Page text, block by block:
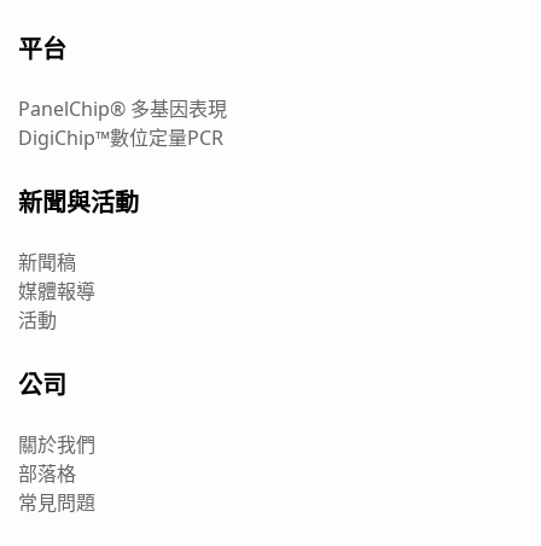
平台
PanelChip® 多基因表現
DigiChip™數位定量PCR
新聞與活動
新聞稿
媒體報導
活動
公司
關於我們
部落格
常見問題